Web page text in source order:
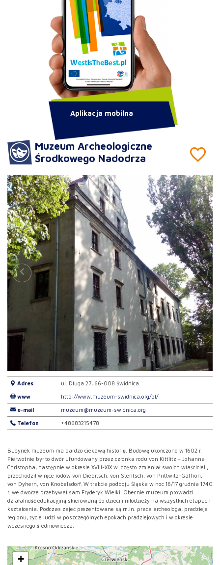
Muzeum Archeologiczne
Środkowego Nadodrza
Adres ul. Długa 27, 66-008 Świdnica
www http://www.muzeum-swidnica.org/pl/
e-mail muzeum@muzeum-swidnica.org
Telefon +48683215478
Budynek muzeum ma bardzo ciekawą historię. Budowę ukończono w 1602 r.
Pierwotnie był to dwór ufundowany przez członka rodu von Kittlitz – Johanna
Christopha, następnie w okresie XVIII-XIX w. często zmieniał swoich właścicieli,
przechodził w ręce rodów von Diebitsch, von Stentsch, von Prittwitz-Gaffron,
von Dyhern, von Knobelsdorf. W trakcie podboju Śląska w noc 16/17 grudnia 1740
r. we dworze przebywał sam Fryderyk Wielki. Obecnie muzeum prowadzi
działalność edukacyjną skierowaną do dzieci i młodzieży na wszystkich etapach
kształcenia. Podczas zajeć prezentowane są m.in. praca archeologa, pradzieje
regionu, życie ludzi w poszczególnych epokach pradziejowych i w okresie
wczesnego średniowiecza.
+
Aplikacja mobilna